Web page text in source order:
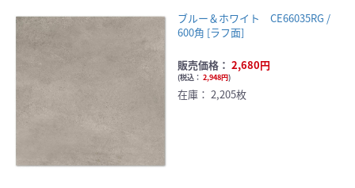
ブルー＆ホワイト CE66035RG /
600角 [ラフ面]
販売価格： 2,680円
(税込： 2,948円)
在庫： 2,205枚